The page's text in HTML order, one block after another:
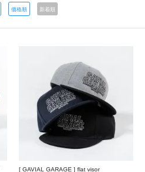
価格順 新着順
[ GAVIAL GARAGE ] flat visor